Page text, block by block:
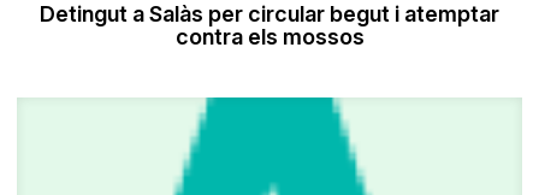
Detingut a Salàs per circular begut i atemptar
contra els mossos